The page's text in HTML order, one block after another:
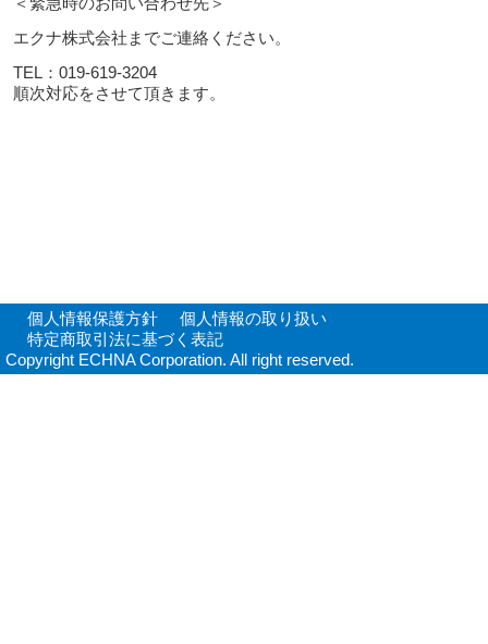
エクナ株式会社までご連絡ください。
TEL：019-619-3204
順次対応をさせて頂きます。
個人情報保護方針
個人情報の取り扱い
特定商取引法に基づく表記
Copyright ECHNA Corporation. All right reserved.